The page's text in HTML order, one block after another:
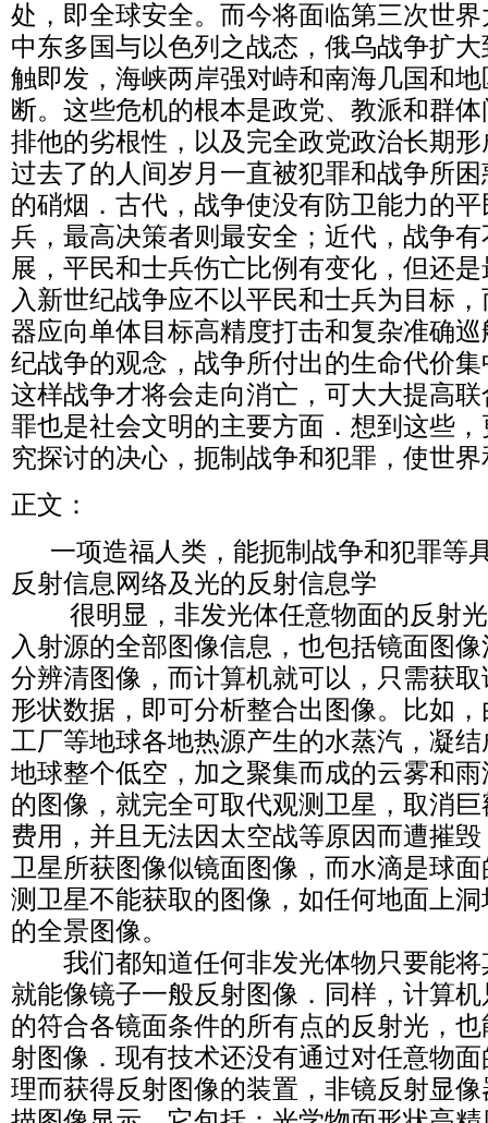
处，即全球安全。而今将面临第三次世
中东多国与以色列之战态，俄乌战争扩
触即发，海峡两岸强对峙和南海几国和
断。这些危机的根本是政党、教派和群
排他的劣根性，以及完全政党政治长期
过去了的人间岁月一直被犯罪和战争所
的硝烟．古代，战争使没有防卫能力的
兵，最高决策者则最安全；近代，战争
展，平民和士兵伤亡比例有变化，但还
入新世纪战争应不以平民和士兵为目标
器应向单体目标高精度打击和复杂准确
纪战争的观念，战争所付出的生命代价
这样战争才将会走向消亡，可大大提高
罪也是社会文明的主要方面．想到这些
究探讨的决心，扼制战争和犯罪，使世
正文：
一项造福人类，能扼制战争和犯罪等
反射信息网络及光的反射信息学
很明显，非发光体任意物面的反射光
入射源的全部图像信息，也包括镜面图
分辨清图像，而计算机就可以，只需获
形状数据，即可分析整合出图像。比如
工厂等地球各地热源产生的水蒸汽，凝
地球整个低空，加之聚集而成的云雾和
的图像，就完全可取代观测卫星，取消
费用，并且无法因太空战等原因而遭摧
卫星所获图像似镜面图像，而水滴是球
测卫星不能获取的图像，如任何地面上
的全景图像。
我们都知道任何非发光体物只要能将
就能像镜子一般反射图像．同样，计算
的符合各镜面条件的所有点的反射光，
射图像．现有技术还没有通过对任意物
理而获得反射图像的装置，非镜反射显